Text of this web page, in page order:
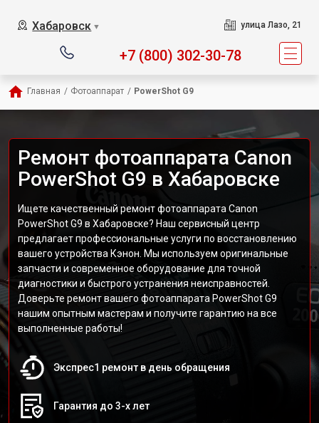
Хабаровск ▼ улица Лазо, 21
+7 (800) 302-30-78
Главная / Фотоаппарат / PowerShot G9
Ремонт фотоаппарата Canon
PowerShot G9 в Хабаровске
Ищете качественный ремонт фотоаппарата Canon
PowerShot G9 в Хабаровске? Наш сервисный центр
предлагает профессиональные услуги по восстановлению
вашего устройства Кэнон. Мы используем оригинальные
запчасти и современное оборудование для точной
диагностики и быстрого устранения неисправностей.
Доверьте ремонт вашего фотоаппарата PowerShot G9
нашим опытным мастерам и получите гарантию на все
выполненные работы!
Экспрес1 ремонт в день обращения
Гарантия до 3-х лет